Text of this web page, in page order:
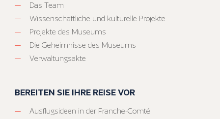
Das Team
Wissenschaftliche und kulturelle Projekte
Projekte des Museums
Die Geheimnisse des Museums
Verwaltungsakte
BEREITEN SIE IHRE REISE VOR
Ausflugsideen in der Franche-Comté